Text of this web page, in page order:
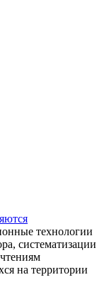
технологии
систематизации
на территории